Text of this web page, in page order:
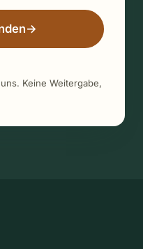
→
Keine Weitergabe,